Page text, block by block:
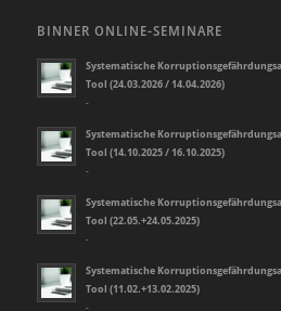
BINNER ONLINE-SEMINARE
Systematische
Tool (24.03.2026 / 14.04.2026)
-
Systematische
Tool (14.10.2025 / 16.10.2025)
-
Systematische
Tool (22.05.+24.05.2025)
-
Systematische
Tool (11.02.+13.02.2025)
-